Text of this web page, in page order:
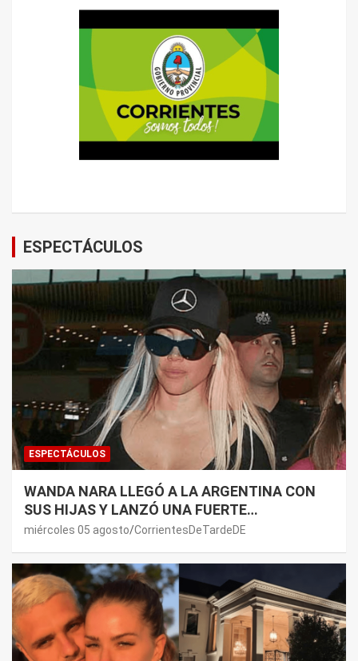
ESPECTÁCULOS
ESPECTÁCULOS
WANDA NARA LLEGÓ A LA ARGENTINA CON
SUS HIJAS Y LANZÓ UNA FUERTE
PREMONICIÓN SOBRE MAURO ICARDI
miércoles 05 agosto CorrientesDeTardeDE